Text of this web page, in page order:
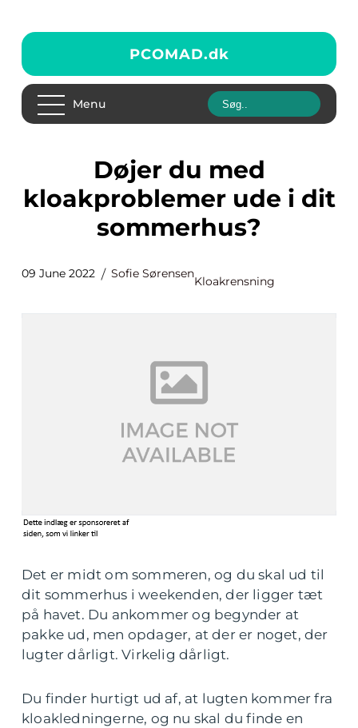
PCOMAD.dk
Menu
Døjer du med
kloakproblemer ude i dit
sommerhus?
09 June 2022 Sofie Sørensen
Kloakrensning
Det er midt om sommeren, og du skal ud til
dit sommerhus i weekenden, der ligger tæt
på havet. Du ankommer og begynder at
pakke ud, men opdager, at der er noget, der
lugter dårligt. Virkelig dårligt.
Du finder hurtigt ud af, at lugten kommer fra
kloakledningerne, og nu skal du finde en